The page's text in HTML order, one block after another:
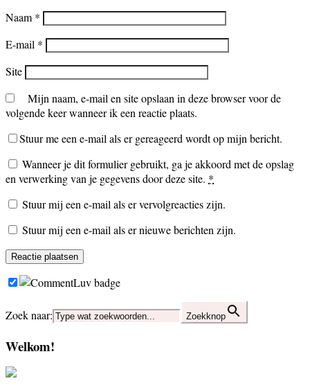
Naam *
E-mail *
Site
Mijn naam, e-mail en site opslaan in deze browser voor de
volgende keer wanneer ik een reactie plaats.
Stuur me een e-mail als er gereageerd wordt op mijn bericht.
Wanneer je dit formulier gebruikt, ga je akkoord met de opslag
en verwerking van je gegevens door deze site. *
Stuur mij een e-mail als er vervolgreacties zijn.
Stuur mij een e-mail als er nieuwe berichten zijn.
Zoek naar: Zoekknop
Welkom!